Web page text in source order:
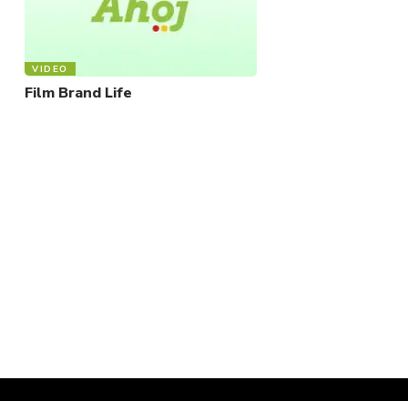
VIDEO
Film Brand Life